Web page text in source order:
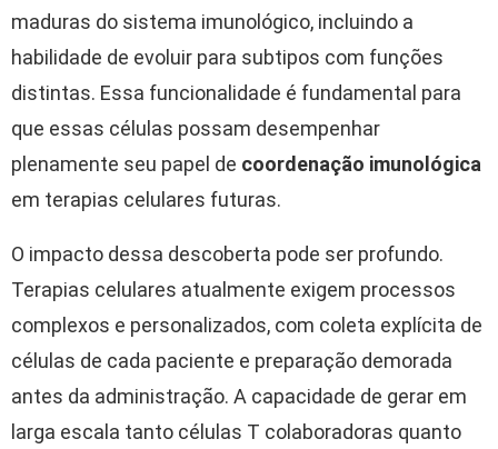
maduras do sistema imunológico, incluindo a
habilidade de evoluir para subtipos com funções
distintas. Essa funcionalidade é fundamental para
que essas células possam desempenhar
plenamente seu papel de coordenação imunológica
em terapias celulares futuras.
O impacto dessa descoberta pode ser profundo.
Terapias celulares atualmente exigem processos
complexos e personalizados, com coleta explícita de
células de cada paciente e preparação demorada
antes da administração. A capacidade de gerar em
larga escala tanto células T colaboradoras quanto